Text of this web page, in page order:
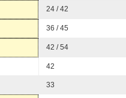
24 / 42
36 / 45
42 / 54
42
33